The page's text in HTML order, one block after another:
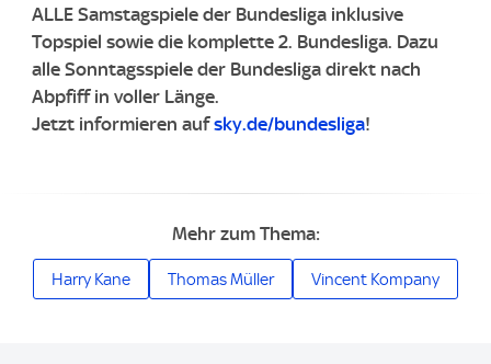
ALLE Samstagspiele der Bundesliga inklusive
Topspiel sowie die komplette 2. Bundesliga. Dazu
alle Sonntagsspiele der Bundesliga direkt nach
Abpfiff in voller Länge.
Jetzt informieren aufsky.de/bundesliga!
Mehr zum Thema:
Harry Kane Thomas Müller Vincent Kompany